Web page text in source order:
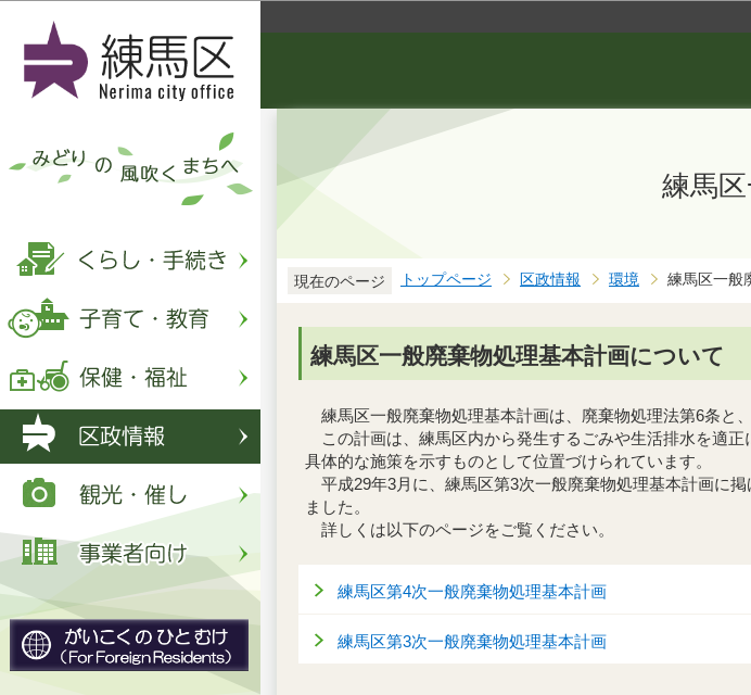
練馬
現在のページ トップページ 区政情報 環境 練馬区一般
練馬区一般廃棄物処理基本計画について
練馬区一般廃棄物処理基本計画は、廃棄物処理法第6条と
この計画は、練馬区内から発生するごみや生活排水を適
具体的な施策を示すものとして位置づけられています。
平成29年3月に、練馬区第3次一般廃棄物処理基本計画に
ました。
詳しくは以下のページをご覧ください。
練馬区第4次一般廃棄物処理基本計画
練馬区第3次一般廃棄物処理基本計画